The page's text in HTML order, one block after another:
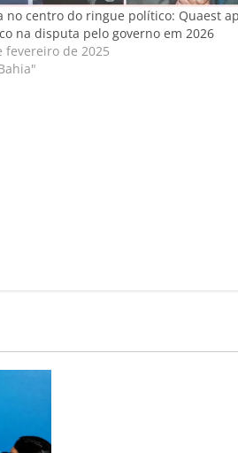
no centro do ringue político: Quaest
na disputa pelo governo em 2026
fevereiro de 2025